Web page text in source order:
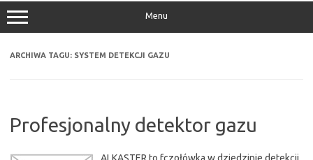
Menu
ARCHIWA TAGU: SYSTEM DETEKCJI GAZU
Profesjonalny detektor gazu